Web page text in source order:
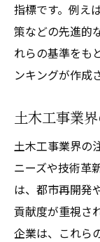
指標です。例え
策などの先進的
れらの基準をも
ンキングが作成
土木工事業
土木工事業界の
ニーズや技術革
は、都市再開発
貢献度が重視さ
企業は、これら